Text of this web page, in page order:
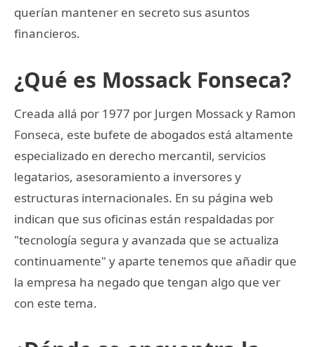
querían mantener en secreto sus asuntos
financieros.
¿Qué es Mossack Fonseca?
Creada allá por 1977 por Jurgen Mossack y Ramon
Fonseca, este bufete de abogados está altamente
especializado en derecho mercantil, servicios
legatarios, asesoramiento a inversores y
estructuras internacionales. En su página web
indican que sus oficinas están respaldadas por
"tecnología segura y avanzada que se actualiza
continuamente" y aparte tenemos que añadir que
la empresa ha negado que tengan algo que ver
con este tema.